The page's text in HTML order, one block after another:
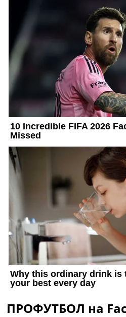
ПРОФУТБОЛ на